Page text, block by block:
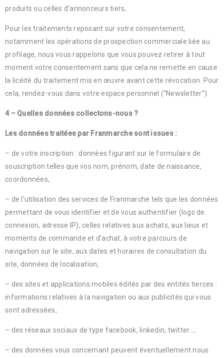
produits ou celles d’annonceurs tiers,
Pour les traitements reposant sur votre consentement,
notamment les opérations de prospection commerciale liée au
profilage, nous vous rappelons que vous pouvez retirer à tout
moment votre consentement sans que cela ne remette en cause
la licéité du traitement mis en œuvre avant cette révocation. Pour
cela, rendez-vous dans votre espace personnel (“Newsletter”).
4 – Quelles données collectons-nous ?
Les données traitées par Franmarche sont issues :
– de votre inscription : données figurant sur le formulaire de
souscription telles que vos nom, prénom, date de naissance,
coordonnées,
– de l’utilisation des services de Franmarche tels que les données
permettant de vous identifier et de vous authentifier (logs de
connexion, adresse IP), celles relatives aux achats, aux lieux et
moments de commande et d’achat, à votre parcours de
navigation sur le site, aux dates et horaires de consultation du
site, données de localisation,
– des sites et applications mobiles édités par des entités tierces :
informations relatives à la navigation ou aux publicités qui vous
sont adressées,
– des réseaux sociaux de type facebook, linkedin, twitter…,
– des données vous concernant peuvent éventuellement nous